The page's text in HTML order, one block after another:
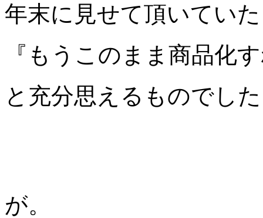
年末に見せて頂いてい
『もうこのまま商品化
と充分思えるものでし
が。